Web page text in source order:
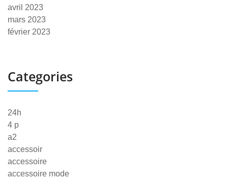
avril 2023
mars 2023
février 2023
Categories
24h
4 p
a2
accessoir
accessoire
accessoire mode